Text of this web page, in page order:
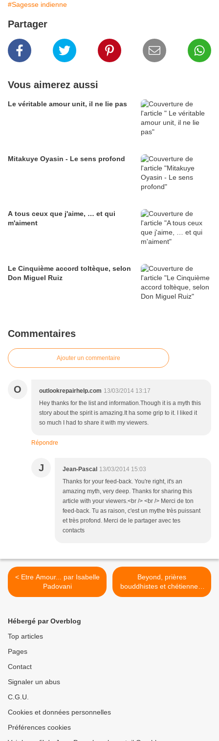
#Sagesse indienne
Partager
Vous aimerez aussi
Le véritable amour unit, il ne lie pas
Mitakuye Oyasin - Le sens profond
A tous ceux que j'aime, … et qui
m'aiment
Le Cinquième accord toltèque, selon
Don Miguel Ruiz
Commentaires
Ajouter un commentaire
O outlookrepairhelp.com 13/03/2014 13:17
Hey thanks for the list and information.Though it is a myth this
story about the spirit is amazing.It ha some grip to it. I liked it
so much I had to share it with my viewers.
Répondre
J Jean-Pascal 13/03/2014 15:03
Thanks for your feed-back. You're right, it's an
amazing myth, very deep. Thanks for sharing this
article with your viewers.<br /> <br /> Merci de ton
feed-back. Tu as raison, c'est un mythe très puissant
et très profond. Merci de le partager avec tes
contacts
< Etre Amour... par Isabelle
Padovani
Beyond, prières
bouddhistes et chétiennes,
par Tina Turner >
Hébergé par Overblog
Top articles
Pages
Contact
Signaler un abus
C.G.U.
Cookies et données personnelles
Préférences cookies